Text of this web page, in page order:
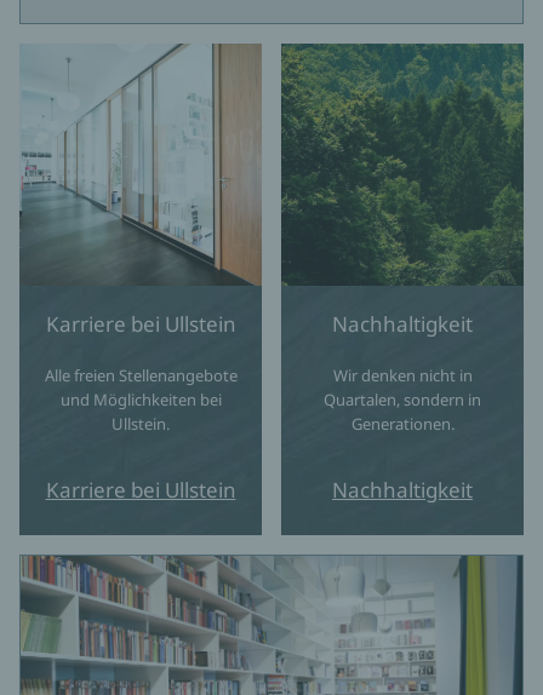
Karriere bei Ullstein
Alle freien Stellenangebote
und Möglichkeiten bei
Ullstein.
Karriere bei Ullstein
Nachhaltigkeit
Wir denken nicht in
Quartalen, sondern in
Generationen.
Nachhaltigkeit